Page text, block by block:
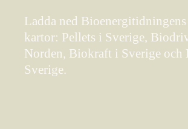
Ladda ned Bioenergitidningens
kartor: Pellets i Sverige,
Norden, Biokraft i Sverige och
Sverige.